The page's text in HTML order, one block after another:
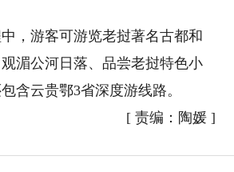
，游客可游览老挝著名古都和
湄公河日落、品尝老挝特色小
含云贵鄂3省深度游线路。
[ 责编：陶媛]